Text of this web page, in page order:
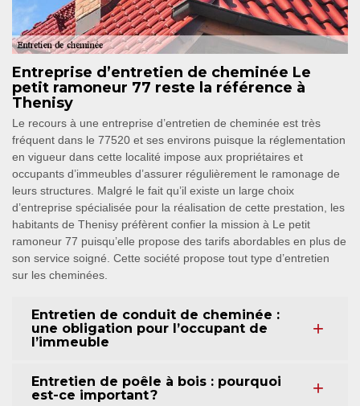
Entreprise d’entretien de cheminée Le
petit ramoneur 77 reste la référence à
Thenisy
Le recours à une entreprise d’entretien de cheminée est très
fréquent dans le 77520 et ses environs puisque la réglementation
en vigueur dans cette localité impose aux propriétaires et
occupants d’immeubles d’assurer régulièrement le ramonage de
leurs structures. Malgré le fait qu’il existe un large choix
d’entreprise spécialisée pour la réalisation de cette prestation, les
habitants de Thenisy préfèrent confier la mission à Le petit
ramoneur 77 puisqu’elle propose des tarifs abordables en plus de
son service soigné. Cette société propose tout type d’entretien
sur les cheminées.
Entretien de conduit de cheminée :
une obligation pour l’occupant de
l’immeuble
Entretien de poêle à bois : pourquoi
est-ce important ?